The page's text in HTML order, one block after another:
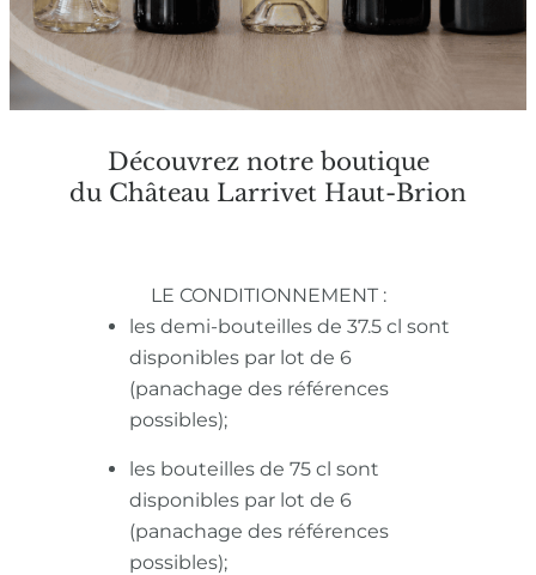
Découvrez notre boutique
du Château Larrivet Haut-Brion
LE CONDITIONNEMENT :
les demi-bouteilles de 37.5 cl sont
disponibles par lot de 6
(panachage des références
possibles);
les bouteilles de 75 cl sont
disponibles par lot de 6
(panachage des références
possibles);